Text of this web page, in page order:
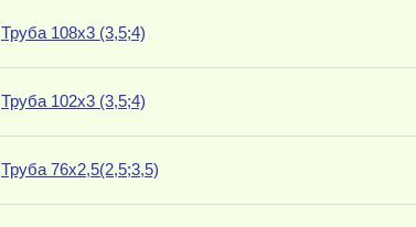
Труба 108х3 (3,5;4)
Труба 102х3 (3,5;4)
Труба 76х2,5(2,5;3,5)